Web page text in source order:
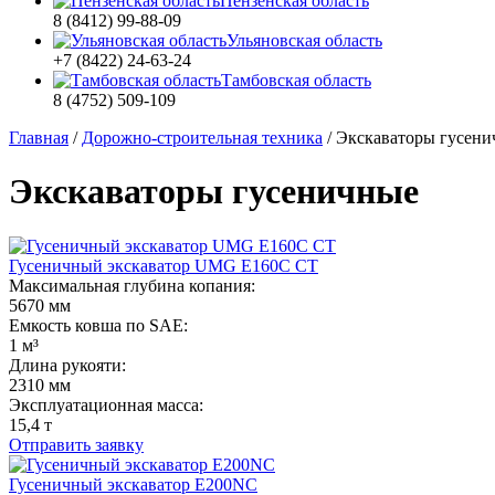
8 (8412) 99-88-09
Ульяновская область
+7 (8422) 24-63-24
Тамбовская область
8 (4752) 509-109
Главная / Дорожно-строительная техника /Экскаваторы
Экскаваторы гусеничные
Гусеничный экскаватор UMG E160С CT
Максимальная глубина копания:
5670 мм
Емкость ковша по SAE:
1 м³
Длина рукояти:
2310 мм
Эксплуатационная масса:
15,4 т
Отправить заявку
Гусеничный экскаватор E200NC